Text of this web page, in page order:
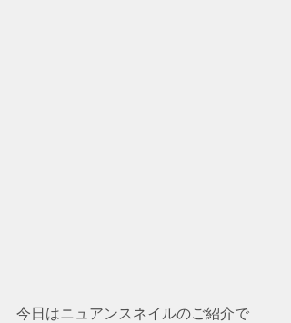
今日はニュアンスネイルのご紹介で